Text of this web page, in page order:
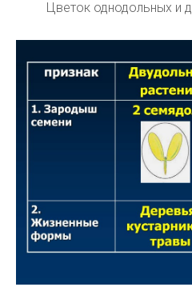
Цветок однодольных и